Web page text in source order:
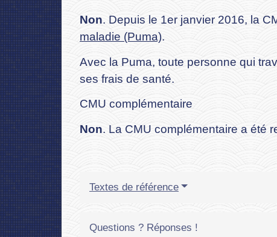
Non. Depuis le 1er janvier 2016, la
maladie (Puma).
Avec la Puma, toute personne qui
ses frais de santé.
CMU complémentaire
Non. La CMU complémentaire a été
Textes de référence
Questions ? Réponses !